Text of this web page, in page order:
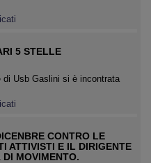
5 STELLE
di Usb Gaslini si è incontrata
CONTRO LE
ATTIVISTI E IL DIRIGENTE
MOVIMENTO.